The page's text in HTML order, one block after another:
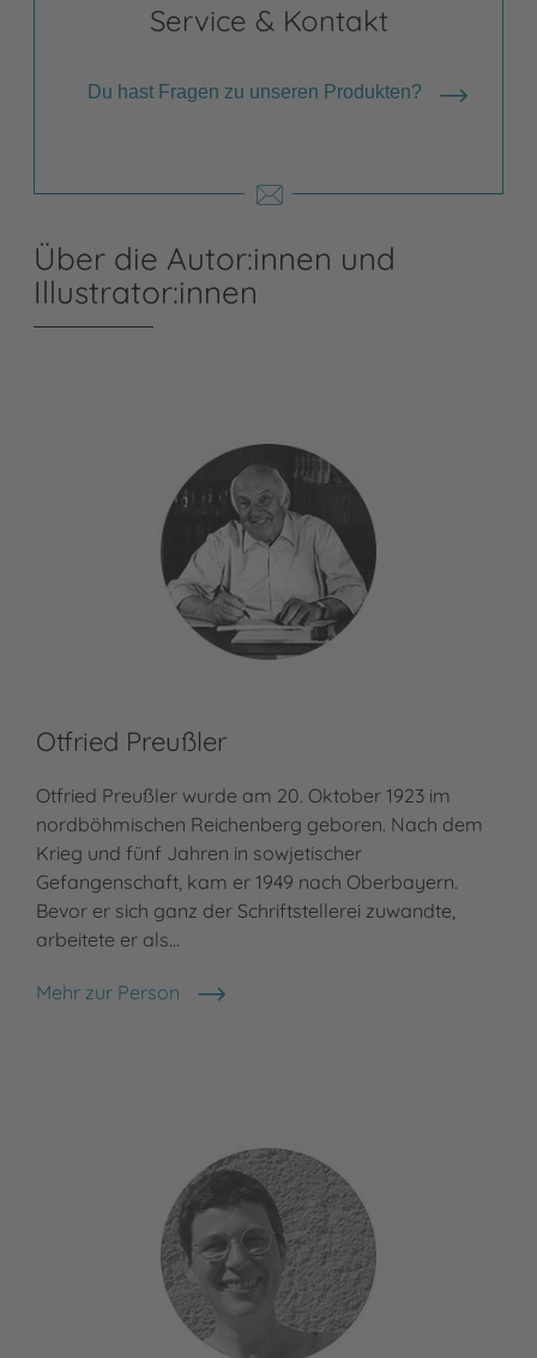
Service & Kontakt
Du hast Fragen zu unseren Produkten?
Über die Autor:innen und
Illustrator:innen
Otfried Preußler
Otfried Preußler wurde am 20. Oktober 1923 im
nordböhmischen Reichenberg geboren. Nach dem
Krieg und fünf Jahren in sowjetischer
Gefangenschaft, kam er 1949 nach Oberbayern.
Bevor er sich ganz der Schriftstellerei zuwandte,
arbeitete er als…
Mehr zur Person
Otfried Preußler